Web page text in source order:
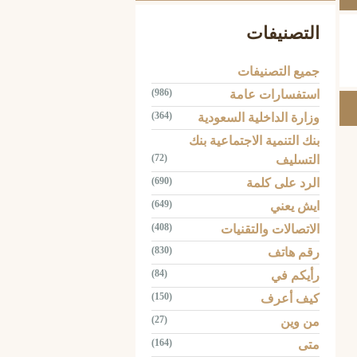
التصنيفات
جميع التصنيفات
استفسارات عامة
(986)
وزارة الداخلية السعودية (364)
بنك التنمية الاجتماعية بنك
التسليف
(72)
الرد على كلمة (690)
ايش يعني (649)
الاتصالات والتقنيات (408)
رقم هاتف (830)
رأيكم في (84)
كيف أعرف (150)
من وين (27)
متى (164)